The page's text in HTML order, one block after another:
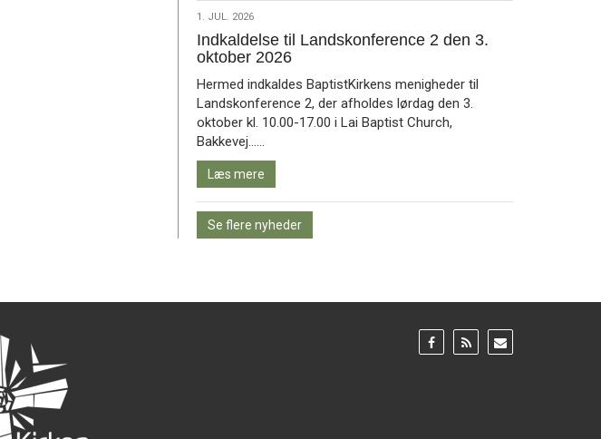
1.
jul.
2026
1. JUL. 2026
Indkaldelse til Landskonference 2 den 3.
oktober 2026
Hermed indkaldes BaptistKirkens menigheder til
Landskonference 2, der afholdes lørdag den 3.
oktober kl. 10.00-17.00 i Lai Baptist Church,
Bakkevej……
mere
Læs mere
Se flere nyheder
Gå
til:
Gå
til:
Gå
til: